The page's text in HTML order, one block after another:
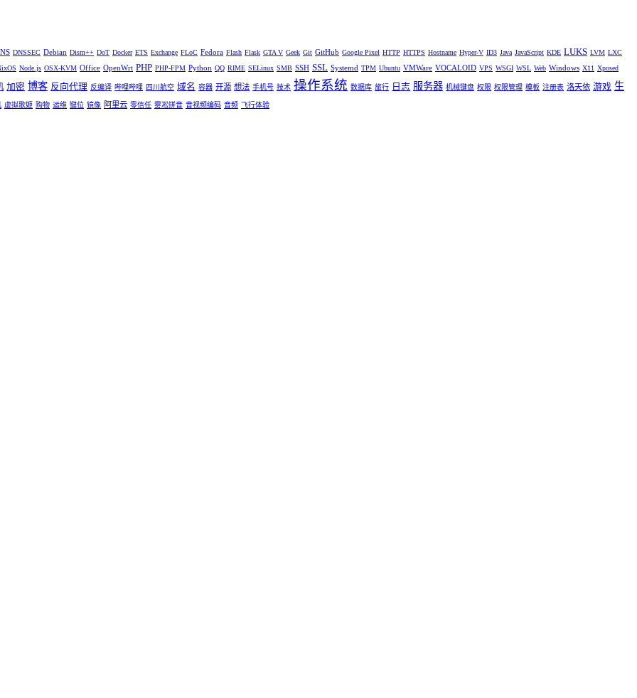
DNSSEC Debian Dism++ DoT Docker ETS Exchange FLoC Fedora Flash Flask GTA V Geek Git GitHub Google Pixel HTTP HTTPS Hostname Hyper-V ID3 Java JavaScript KDE LUKS LVM LXC
Node.js OSX-KVM Office OpenWrt PHP PHP-FPM Python QQ RIME SELinux SMB SSH SSL Systemd TPM Ubuntu VMWare VOCALOID VPS WSGI WSL Web Windows X11 Xposed
加密 博客 反向代理 反编译 哔哩哔哩 四川航空 域名 容器 开源 想法 手机号 技术 操作系统 数据库 旅行 日志 服务器 机械键盘 权限 权限管理 模板 注册表 洛天依 游戏 生
虚拟歌姬 购物 运维 键位 镜像 阿里云 零信任 雾凇拼音 音视频编码 音频 飞行体验